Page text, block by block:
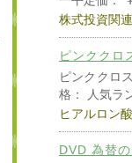
株式投資関
ピンククロ
ピンククロ
格： 人気ラ
ヒアルロン
DVD 為替